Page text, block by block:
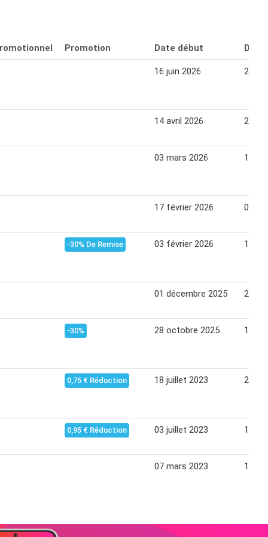
Promotion Date début Date
16 juin 2026 29
14 avril 2026 27
03 mars 2026 16
17 février 2026 02
-30% De Remise 03 février 2026 16
01 décembre 2025 28
-30% 28 octobre 2025 10
0,75 € Réduction 18 juillet 2023 24
0,95 € Réduction 03 juillet 2023 17
07 mars 2023 13